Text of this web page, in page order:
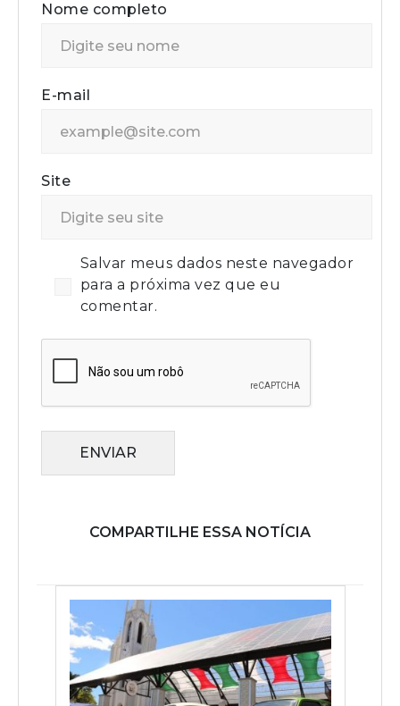
Nome completo
E-mail
Site
Salvar meus dados neste navegador
para a próxima vez que eu
comentar.
ENVIAR
COMPARTILHE ESSA NOTÍCIA